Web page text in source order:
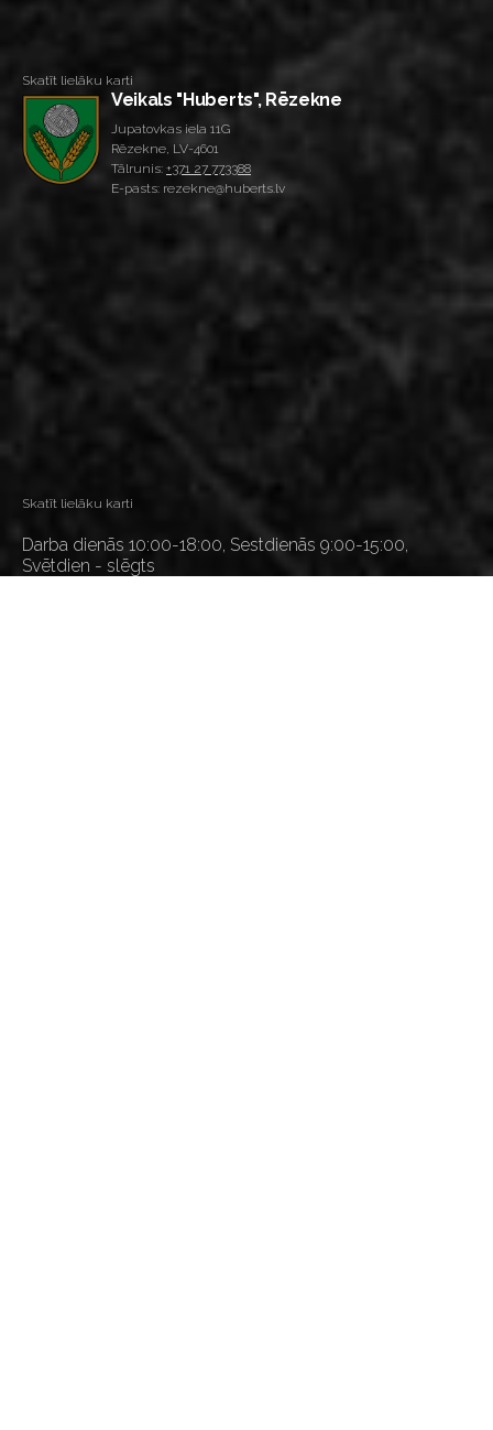
Skatīt lielāku karti
Veikals "Huberts", Rēzekne
Jupatovkas iela 11G
Rēzekne, LV-4601
Tālrunis: +371 27 773388
E-pasts: rezekne@huberts.lv
Skatīt lielāku karti
Darba dienās 10:00-18:00, Sestdienās 9:00-15:00,
Svētdien - slēgts